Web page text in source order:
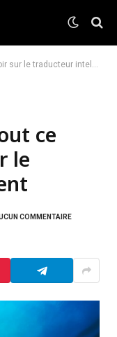
le traducteur intelligent
ce
le
COMMENTAIRE